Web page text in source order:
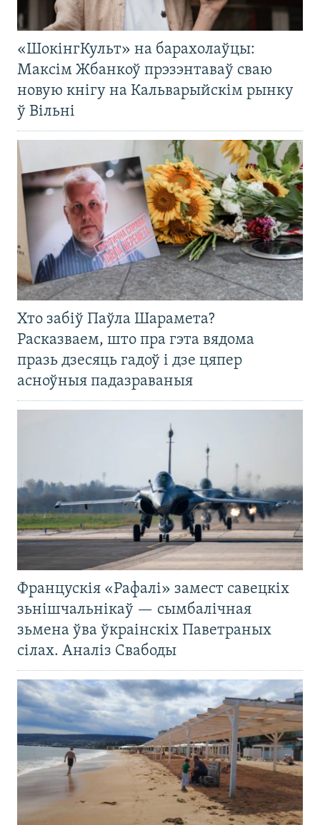
«ШокінгКульт» на барахолаўцы:
Максім Жбанкоў прэзэнтаваў сваю
новую кнігу на Кальварыйскім рынку
ў Вільні
Хто забіў Паўла Шарамета?
Расказваем, што пра гэта вядома
празь дзесяць гадоў і дзе цяпер
асноўныя падазраваныя
Францускія «Рафалі» замест савецкіх
зьнішчальнікаў — сымбалічная
зьмена ўва ўкраінскіх Паветраных
сілах. Аналіз Свабоды